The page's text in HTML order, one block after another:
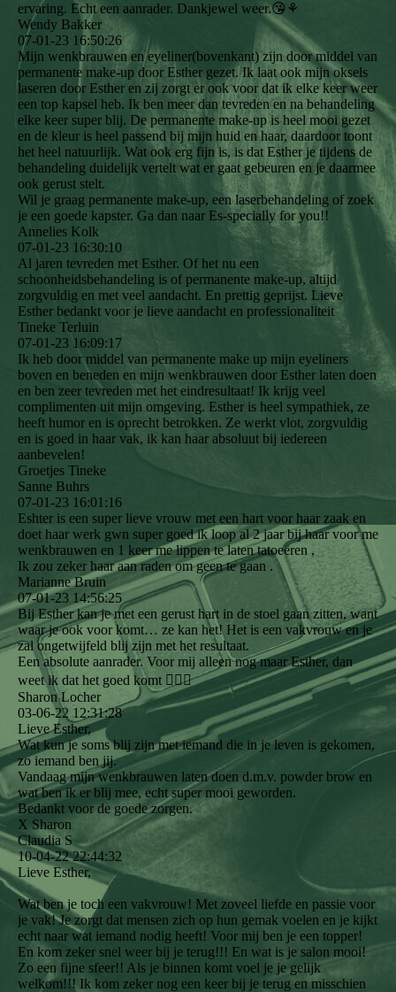
ervaring. Echt een aanrader. Dankjewel weer.😘⚘️
Wendy Bakker
07-01-23 16:50:26
Mijn wenkbrauwen en eyeliner(bovenkant) zijn door middel van
permanente make-up door Esther gezet. Ik laat ook mijn oksels
laseren door Esther en zij zorgt er ook voor dat ik elke keer weer
een top kapsel heb. Ik ben meer dan tevreden en na behandeling
elke keer super blij. De permanente make-up is heel mooi gezet
en de kleur is heel passend bij mijn huid en haar, daardoor toont
het heel natuurlijk. Wat ook erg fijn is, is dat Esther je tijdens de
behandeling duidelijk vertelt wat er gaat gebeuren en je daarmee
ook gerust stelt.
Wil je graag permanente make-up, een laserbehandeling of zoek
je een goede kapster. Ga dan naar Es-specially for you!!
Annelies Kolk
07-01-23 16:30:10
Al jaren tevreden met Esther. Of het nu een
schoonheidsbehandeling is of permanente make-up, altijd
zorgvuldig en met veel aandacht. En prettig geprijst. Lieve
Esther bedankt voor je lieve aandacht en professionaliteit
Tineke Terluin
07-01-23 16:09:17
Ik heb door middel van permanente make up mijn eyeliners
boven en beneden en mijn wenkbrauwen door Esther laten doen
en ben zeer tevreden met het eindresultaat! Ik krijg veel
complimenten uit mijn omgeving. Esther is heel sympathiek, ze
heeft humor en is oprecht betrokken. Ze werkt vlot, zorgvuldig
en is goed in haar vak, ik kan haar absoluut bij iedereen
aanbevelen!
Groetjes Tineke
Sanne Buhrs
07-01-23 16:01:16
Eshter is een super lieve vrouw met een hart voor haar zaak en
doet haar werk gwn super goed ik loop al 2 jaar bij haar voor me
wenkbrauwen en 1 keer me lippen te laten tatoeëren ,
Ik zou zeker haar aan raden om geen te gaan .
Marianne Bruin
07-01-23 14:56:25
Bij Esther kan je met een gerust hart in de stoel gaan zitten, want
waar je ook voor komt… ze kan het! Het is een vakvrouw en je
zal ongetwijfeld blij zijn met het resultaat.
Een absolute aanrader. Voor mij alleen nog maar Esther, dan
weet ik dat het goed komt 👌🏻💋
Sharon Locher
03-06-22 12:31:28
Lieve Esther,
Wat kun je soms blij zijn met iemand die in je leven is gekomen,
zo iemand ben jij.
Vandaag mijn wenkbrauwen laten doen d.m.v. powder brow en
wat ben ik er blij mee, echt super mooi geworden.
Bedankt voor de goede zorgen.
X Sharon
Claudia S
10-04-22 22:44:32
Lieve Esther,
Wat ben je toch een vakvrouw! Met zoveel liefde en passie voor
je vak! Je zorgt dat mensen zich op hun gemak voelen en je kijkt
echt naar wat iemand nodig heeft! Voor mij ben je een topper!
En kom zeker snel weer bij je terug!!! En wat is je salon mooi!
Zo een fijne sfeer!! Als je binnen komt voel je je gelijk
welkom!!! Ik kom zeker nog een keer bij je terug en misschien